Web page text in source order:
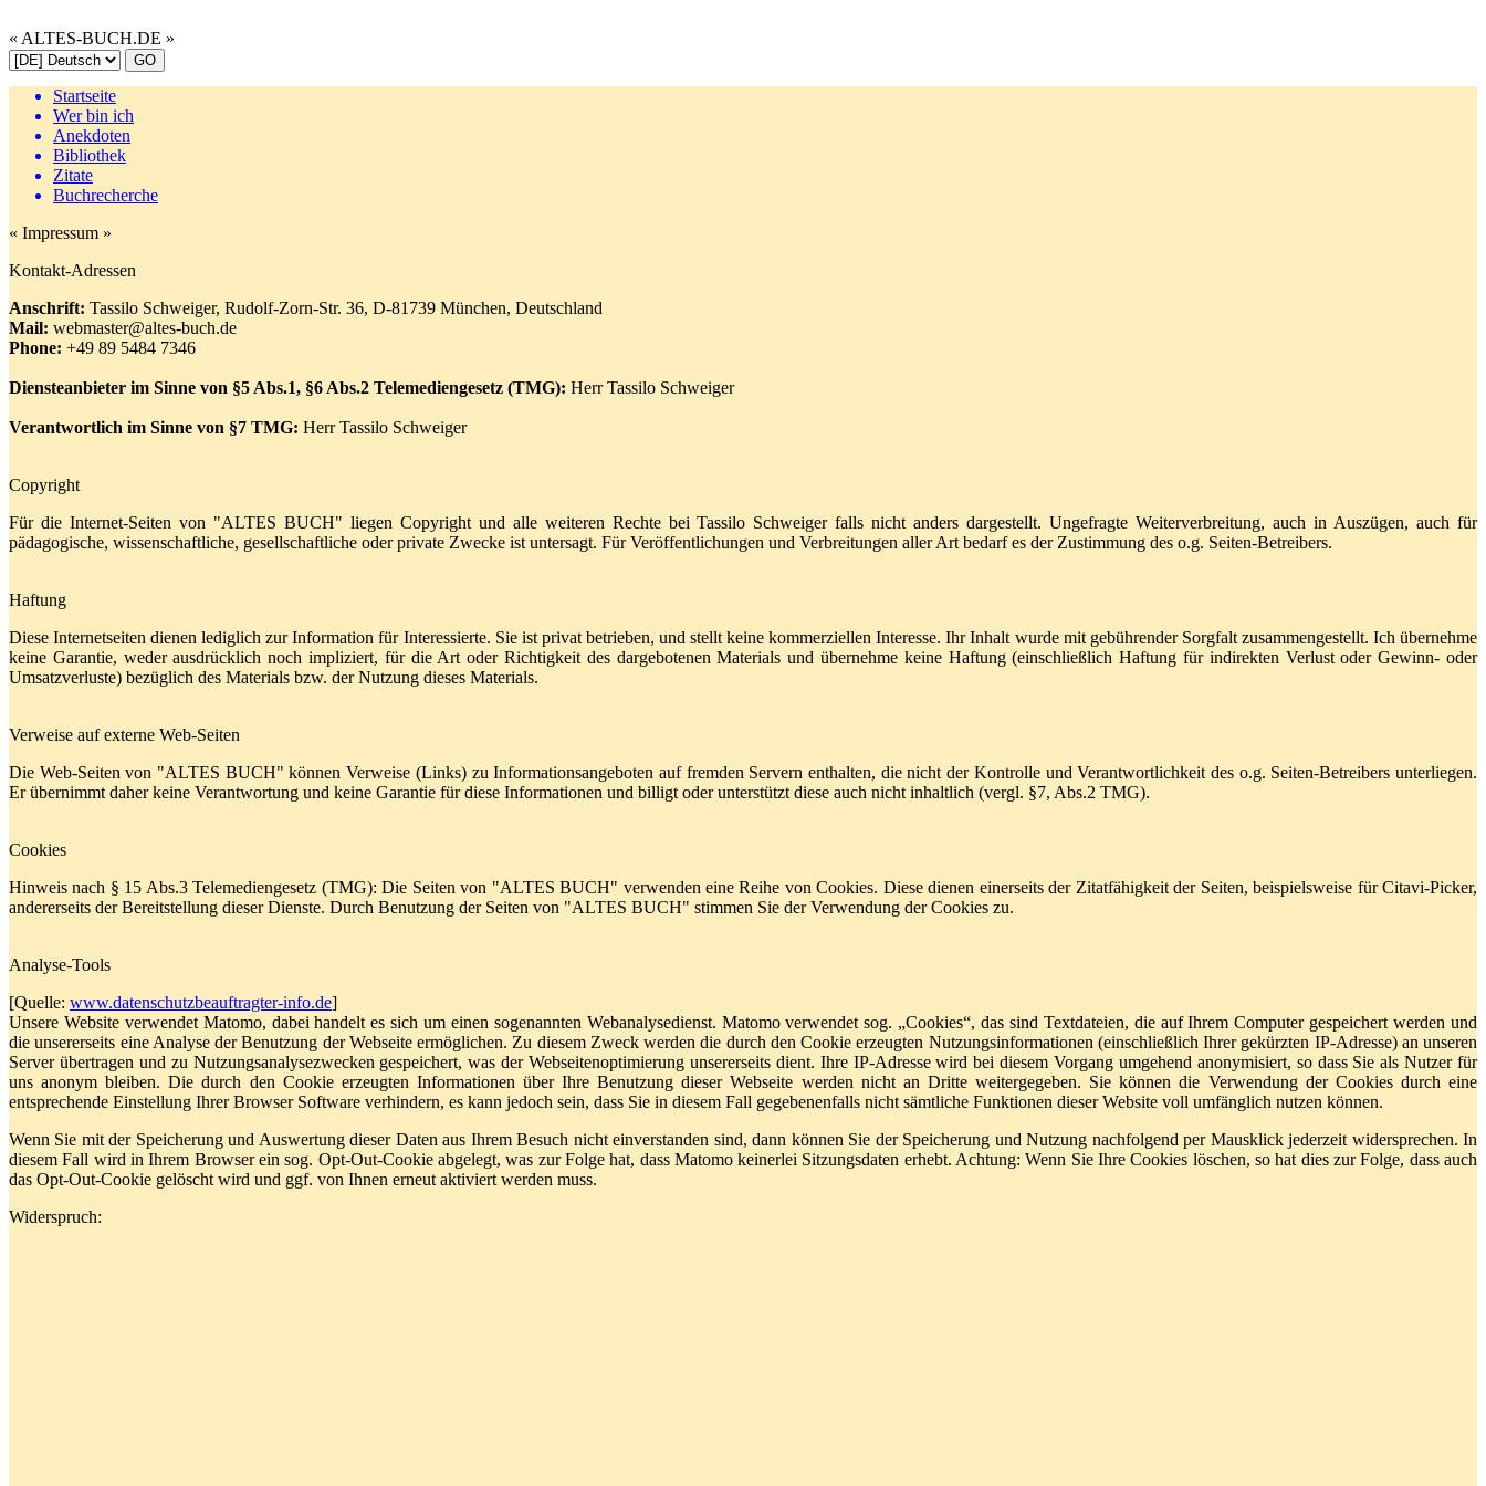
« ALTES-BUCH.DE »
Startseite
Wer bin ich
Anekdoten
Bibliothek
Zitate
Buchrecherche
« Impressum »
Kontakt-Adressen
Anschrift: Tassilo Schweiger, Rudolf-Zorn-Str. 36, D-81739 München, Deutschland
Mail: webmaster@altes-buch.de
Phone: +49 89 5484 7346
Diensteanbieter im Sinne von §5 Abs.1, §6 Abs.2 Telemediengesetz (TMG): Herr Tassilo Schweiger
Verantwortlich im Sinne von §7 TMG: Herr Tassilo Schweiger
Copyright
Für die Internet-Seiten von "ALTES BUCH" liegen Copyright und alle weiteren Rechte bei Tassilo Schweiger falls nicht anders dargestellt. Ungefragte Weiterverbreitung, auch in Auszügen, auch für
pädagogische, wissenschaftliche, gesellschaftliche oder private Zwecke ist untersagt. Für Veröffentlichungen und Verbreitungen aller Art bedarf es der Zustimmung des o.g. Seiten-Betreibers.
Haftung
Diese Internetseiten dienen lediglich zur Information für Interessierte. Sie ist privat betrieben, und stellt keine kommerziellen Interesse. Ihr Inhalt wurde mit gebührender Sorgfalt zusammengestellt. Ich übernehme
keine Garantie, weder ausdrücklich noch impliziert, für die Art oder Richtigkeit des dargebotenen Materials und übernehme keine Haftung (einschließlich Haftung für indirekten Verlust oder Gewinn- oder
Umsatzverluste) bezüglich des Materials bzw. der Nutzung dieses Materials.
Verweise auf externe Web-Seiten
Die Web-Seiten von "ALTES BUCH" können Verweise (Links) zu Informationsangeboten auf fremden Servern enthalten, die nicht der Kontrolle und Verantwortlichkeit des o.g. Seiten-Betreibers unterliegen.
Er übernimmt daher keine Verantwortung und keine Garantie für diese Informationen und billigt oder unterstützt diese auch nicht inhaltlich (vergl. §7, Abs.2 TMG).
Cookies
Hinweis nach § 15 Abs.3 Telemediengesetz (TMG): Die Seiten von "ALTES BUCH" verwenden eine Reihe von Cookies. Diese dienen einerseits der Zitatfähigkeit der Seiten, beispielsweise für Citavi-Picker,
andererseits der Bereitstellung dieser Dienste. Durch Benutzung der Seiten von "ALTES BUCH" stimmen Sie der Verwendung der Cookies zu.
Analyse-Tools
[Quelle: www.datenschutzbeauftragter-info.de]
Unsere Website verwendet Matomo, dabei handelt es sich um einen sogenannten Webanalysedienst. Matomo verwendet sog. „Cookies“, das sind Textdateien, die auf Ihrem Computer gespeichert werden und
die unsererseits eine Analyse der Benutzung der Webseite ermöglichen. Zu diesem Zweck werden die durch den Cookie erzeugten Nutzungsinformationen (einschließlich Ihrer gekürzten IP-Adresse) an unseren
Server übertragen und zu Nutzungsanalysezwecken gespeichert, was der Webseitenoptimierung unsererseits dient. Ihre IP-Adresse wird bei diesem Vorgang umgehend anonymisiert, so dass Sie als Nutzer für
uns anonym bleiben. Die durch den Cookie erzeugten Informationen über Ihre Benutzung dieser Webseite werden nicht an Dritte weitergegeben. Sie können die Verwendung der Cookies durch eine
entsprechende Einstellung Ihrer Browser Software verhindern, es kann jedoch sein, dass Sie in diesem Fall gegebenenfalls nicht sämtliche Funktionen dieser Website voll umfänglich nutzen können.
Wenn Sie mit der Speicherung und Auswertung dieser Daten aus Ihrem Besuch nicht einverstanden sind, dann können Sie der Speicherung und Nutzung nachfolgend per Mausklick jederzeit widersprechen. In
diesem Fall wird in Ihrem Browser ein sog. Opt-Out-Cookie abgelegt, was zur Folge hat, dass Matomo keinerlei Sitzungsdaten erhebt. Achtung: Wenn Sie Ihre Cookies löschen, so hat dies zur Folge, dass auch
das Opt-Out-Cookie gelöscht wird und ggf. von Ihnen erneut aktiviert werden muss.
Widerspruch: